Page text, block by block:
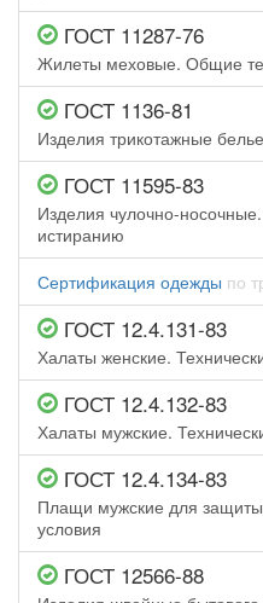
ГОСТ 11287-76
Жилеты меховые. Общие
ГОСТ 1136-81
Изделия трикотажные
ГОСТ 11595-83
Изделия чулочно-
истиранию
Сертификация одежды по
ГОСТ 12.4.131-83
Халаты женские.
ГОСТ 12.4.132-83
Халаты мужские.
ГОСТ 12.4.134-83
Плащи мужские для
условия
ГОСТ 12566-88